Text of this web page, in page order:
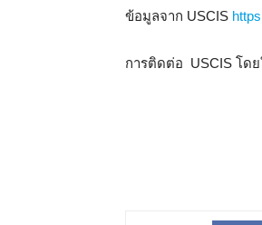
ข้อมูลจาก USCIS
การติดต่อ USCIS โด